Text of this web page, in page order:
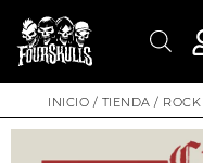
INICIO / TIENDA / ROCK